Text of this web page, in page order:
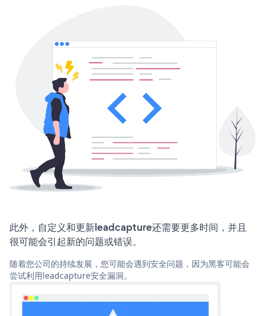
此外，自定义和更新leadcapture还需要更多时间，并且
很可能会引起新的问题或错误。
随着您公司的持续发展，您可能会遇到安全问题，因为黑客可能会
尝试利用leadcapture安全漏洞。